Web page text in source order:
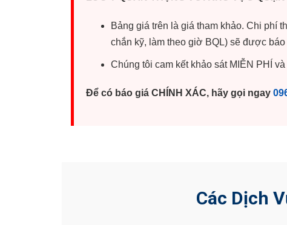
Bảng giá trên là giá tham khảo. Chi phí
chắn kỹ, làm theo giờ BQL) sẽ được
Chúng tôi cam kết khảo sát MIỄN PHÍ
Để có báo giá CHÍNH XÁC, hãy gọi ngay
Các Dịch